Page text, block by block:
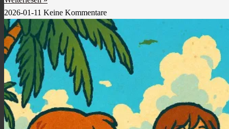
2026-01-11 Keine Kommentare